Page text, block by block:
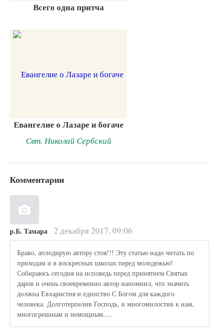
Всего одна притча
Евангелие о Лазаре и богаче
Свт. Николай Сербский
Комментарии
р.Б. Тамара 2 декабря 2017, 09:06
Браво, аплодирую автору стоя!!! Эту статью надо читать по
приходам и в воскресных школах перед молодежью!
Собираюсь сегодня на исповедь перед принятием Святых
даров и очень своевременно автор напомнил, что значить
должна Евхаристия и единство С Богом для каждого
человека. Долготерпелив Господь, и многомилостив к нам,
многогрешным и немощным.....